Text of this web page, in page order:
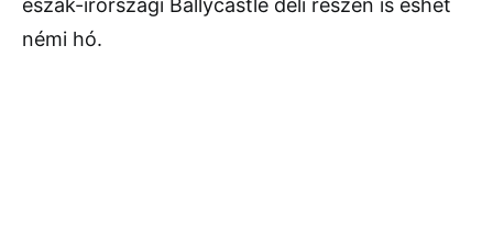
észak-írországi Ballycastle déli részén is eshet
némi hó.